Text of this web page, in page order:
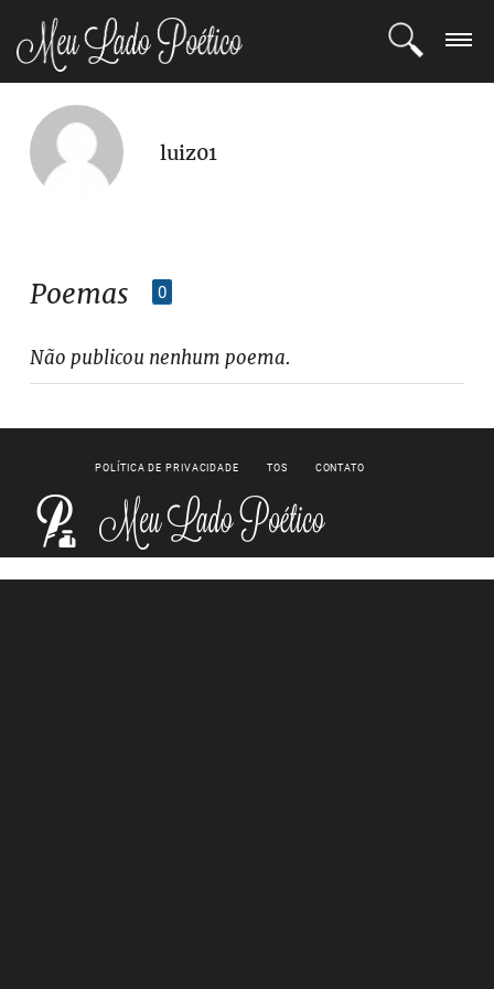
LOGIN
REGISTRO
luiz01
Poemas 0
Não publicou nenhum poema.
POLÍTICA DE PRIVACIDADE TOS CONTATO